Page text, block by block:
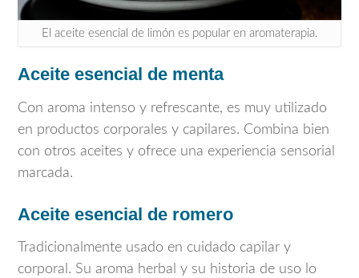
El aceite esencial de limón es popular en aromaterapia.
Aceite esencial de menta
Con aroma intenso y refrescante, es muy utilizado
en productos corporales y capilares. Combina bien
con otros aceites y ofrece una experiencia sensorial
marcada.
Aceite esencial de romero
Tradicionalmente usado en cuidado capilar y
corporal. Su aroma herbal y su historia de uso lo